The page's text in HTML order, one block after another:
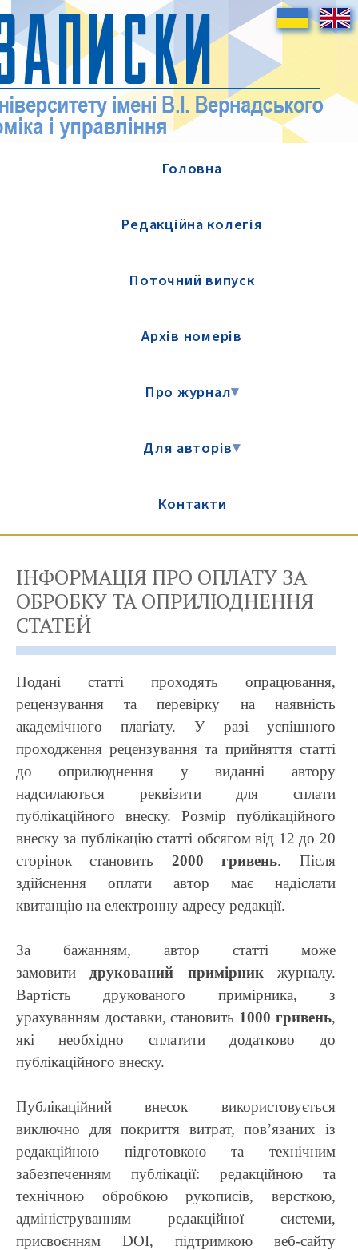
Головна
Редакційна колегія
Поточний випуск
Архів номерів
Про журнал▾
Для авторів▾
Контакти
ІНФОРМАЦІЯ ПРО ОПЛАТУ ЗА
ОБРОБКУ ТА ОПРИЛЮДНЕННЯ
СТАТЕЙ
Подані статті проходять опрацювання,
рецензування та перевірку на наявність
академічного плагіату. У разі успішного
проходження рецензування та прийняття статті
до оприлюднення у виданні автору
надсилаються реквізити для сплати
публікаційного внеску. Розмір публікаційного
внеску за публікацію статті обсягом від 12 до 20
сторінок становить 2000 гривень. Після
здійснення оплати автор має надіслати
квитанцію на електронну адресу редакції.
За бажанням, автор статті може
замовити друкований примірникжурналу.
Вартість друкованого примірника, з
урахуванням доставки, становить 1000 гривень,
які необхідно сплатити додатково до
публікаційного внеску.
Публікаційний внесок використовується
виключно для покриття витрат, пов’язаних із
редакційною підготовкою та технічним
забезпеченням публікації: редакційною та
технічною обробкою рукописів, версткою,
адмініструванням редакційної системи,
присвоєнням DOI, підтримкою веб-сайту